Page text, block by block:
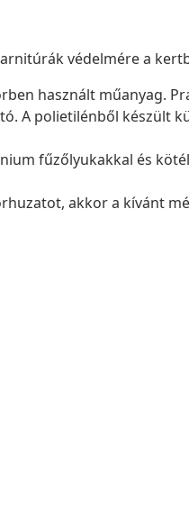
védelmére a
használt műanyag.
A polietilénből készült
fűzőlyukakkal és
akkor a kívánt